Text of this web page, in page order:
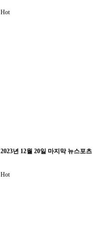
Hot
2023년 12월 20일 마지막 뉴스포츠
Hot